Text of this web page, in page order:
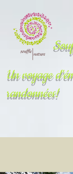
Un voyage
randonnées!